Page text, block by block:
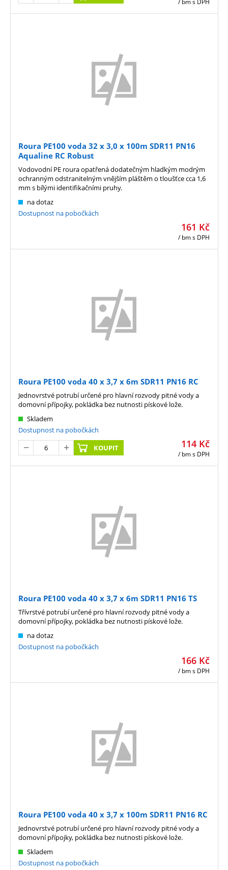
/ bms DPH
Roura PE100 voda 32 x 3,0 x 100m SDR11 PN16
Aqualine RC Robust
161 Kč
/ bms DPH
na dotaz
Dostupnost na pobočkách
Vodovodní PE roura opatřená dodatečným hladkým modrým
ochranným odstranitelným vnějším pláštěm o tloušťce cca 1,6
mm s bílými identifikačními pruhy.
Roura PE100 voda 40 x 3,7 x 6m SDR11 PN16 RC
114 Kč
/ bms DPH
Skladem
Dostupnost na pobočkách
KOUPIT
Jednovrstvé potrubí určené pro hlavní rozvody pitné vody a
domovní přípojky, pokládka bez nutnosti pískové lože.
Roura PE100 voda 40 x 3,7 x 6m SDR11 PN16 TS
166 Kč
/ bms DPH
na dotaz
Dostupnost na pobočkách
Třívrstvé potrubí určené pro hlavní rozvody pitné vody a
domovní přípojky, pokládka bez nutnosti pískové lože.
Roura PE100 voda 40 x 3,7 x 100m SDR11 PN16 RC
Skladem
Dostupnost na pobočkách
Jednovrstvé potrubí určené pro hlavní rozvody pitné vody a
domovní přípojky, pokládka bez nutnosti pískové lože.